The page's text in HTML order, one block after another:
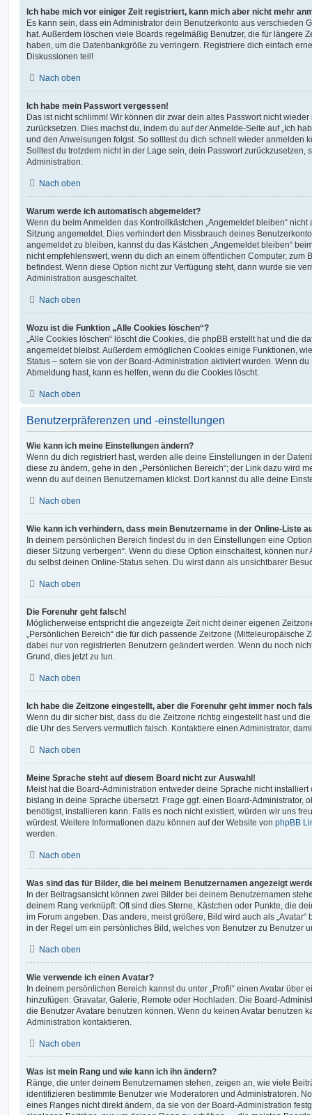
Ich habe mich vor einiger Zeit registriert, kann mich aber nicht mehr
Es kann sein, dass ein Administrator dein Benutzerkonto aus verschieden
hat. Außerdem löschen viele Boards regelmäßig Benutzer, die für längere
haben, um die Datenbankgröße zu verringern. Registriere dich einfach
Diskussionen teil!
Nach oben
Ich habe mein Passwort vergessen!
Das ist nicht schlimm! Wir können dir zwar dein altes Passwort nicht
zurücksetzen. Dies machst du, indem du auf der Anmelde-Seite auf „Ich
und den Anweisungen folgst. So solltest du dich schnell wieder anmelden
Solltest du trotzdem nicht in der Lage sein, dein Passwort zurückzusetzen,
Administration.
Nach oben
Warum werde ich automatisch abgemeldet?
Wenn du beim Anmelden das Kontrollkästchen „Angemeldet bleiben“
Sitzung angemeldet. Dies verhindert den Missbrauch deines
angemeldet zu bleiben, kannst du das Kästchen „Angemeldet bleiben“
nicht empfehlenswert, wenn du dich an einem öffentlichen Computer, zum
befindest. Wenn diese Option nicht zur Verfügung steht, dann wurde sie
Administration ausgeschaltet.
Nach oben
Wozu ist die Funktion „Alle Cookies löschen“?
„Alle Cookies löschen“ löscht die Cookies, die phpBB erstellt hat und die
angemeldet bleibst. Außerdem ermöglichen Cookies einige Funktionen,
Status – sofern sie von der Board-Administration aktiviert wurden. Wenn
Abmeldung hast, kann es helfen, wenn du die Cookies löscht.
Nach oben
Benutzerpräferenzen und -einstellungen
Wie kann ich meine Einstellungen ändern?
Wenn du dich registriert hast, werden alle deine Einstellungen in der
diese zu ändern, gehe in den „Persönlichen Bereich“; der Link dazu wird
wenn du auf deinen Benutzernamen klickst. Dort kannst du alle deine
Nach oben
Wie kann ich verhindern, dass mein Benutzername in der Online-Liste
In deinem persönlichen Bereich findest du in den Einstellungen eine
dieser Sitzung verbergen“. Wenn du diese Option einschaltest, können
du selbst deinen Online-Status sehen. Du wirst dann als unsichtbarer
Nach oben
Die Forenuhr geht falsch!
Möglicherweise entspricht die angezeigte Zeit nicht deiner eigenen
„Persönlichen Bereich“ die für dich passende Zeitzone (Mitteleuropäische
dabei nur von registrierten Benutzern geändert werden. Wenn du noch
Grund, dies jetzt zu tun.
Nach oben
Ich habe die Zeitzone eingestellt, aber die Forenuhr geht immer noch
Wenn du dir sicher bist, dass du die Zeitzone richtig eingestellt hast und
die Uhr des Servers vermutlich falsch. Kontaktiere einen Administrator,
Nach oben
Meine Sprache steht auf diesem Board nicht zur Auswahl!
Meist hat die Board-Administration entweder deine Sprache nicht
bislang in deine Sprache übersetzt. Frage ggf. einen Board-Administrator,
benötigst, installieren kann. Falls es noch nicht existiert, würden wir uns
würdest. Weitere Informationen dazu können auf der Website von phpBB
werden.
Nach oben
Was sind das für Bilder, die bei meinem Benutzernamen angezeigt
In der Beitragsansicht können zwei Bilder bei deinem Benutzernamen
deinem Rang verknüpft: Oft sind dies Sterne, Kästchen oder Punkte, die
im Forum angeben. Das andere, meist größere, Bild wird auch als
in der Regel um ein persönliches Bild, welches von Benutzer zu Benutzer
Nach oben
Wie verwende ich einen Avatar?
In deinem persönlichen Bereich kannst du unter „Profil“ einen Avatar über
hinzufügen: Gravatar, Galerie, Remote oder Hochladen. Die Board-
die Benutzer Avatare benutzen können. Wenn du keinen Avatar benutzen
Administration kontaktieren.
Nach oben
Was ist mein Rang und wie kann ich ihn ändern?
Ränge, die unter deinem Benutzernamen stehen, zeigen an, wie viele
identifizieren bestimmte Benutzer wie Moderatoren und Administratoren.
eines Ranges nicht direkt ändern, da sie von der Board-Administration